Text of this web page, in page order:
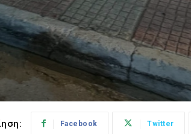
Facebook Twitter